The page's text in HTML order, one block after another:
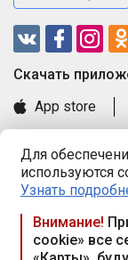
Для
используются
Узнать
Внимание!
cookie» все
Cкачать
App store
Книга замечаний
Правила и
Praca.by ©
Республика
117а, пом. № 9.